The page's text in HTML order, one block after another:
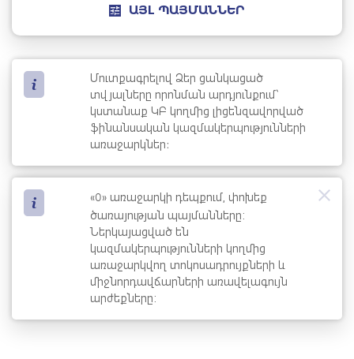
ԱՅԼ ՊԱՅՄԱՆՆԵՐ
Մուտքագրելով Ձեր ցանկացած
տվյալները որոնման արդյունքում՝
կստանաք ԿԲ կողմից լիցենզավորված
ֆինանսական կազմակերպությունների
առաջարկներ։
«0» առաջարկի դեպքում, փոխեք
ծառայության պայմանները:
Ներկայացված են
կազմակերպությունների կողմից
առաջարկվող տոկոսադրույքների և
միջնորդավճարների առավելագույն
արժեքները: